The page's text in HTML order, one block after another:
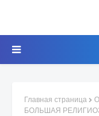
Главная страница
БОЛЬШАЯ